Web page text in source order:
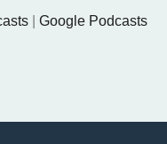
Google Podcasts